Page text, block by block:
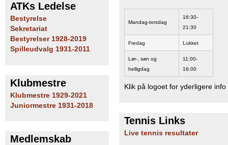
ATKs Ledelse
Bestyrelse
Sekretariat
Bestyrelser 1928-2019
Spilleudvalg 1931-2011
Klubmestre
Klubmestre 1929-2021
Juniormestre 1931-2018
Medlemskab
Mandag-torsdag
16:30-
21:30
Fredag Lukket
Lør-, søn og
helligdag
11:00-
16:00
Klik på logoet for yderligere info
Tennis Links
Live tennis resultater